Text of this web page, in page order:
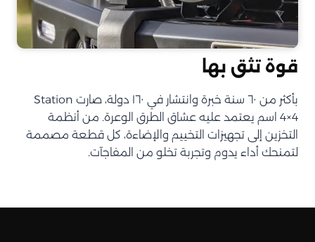
قوة تثق بها
بأكثر من ٦٠ سنة خبرة وانتشار في ١٦٠ دولة، صارت Station
4×4 اسم يعتمد عليه عشاق الطرق الوعرة. من أنظمة
التخزين إلى تجهيزات التخييم والإضاءة، كل قطعة مصممة
لتمنحك أداء يدوم وتجربة تخلو من المفاجآت.